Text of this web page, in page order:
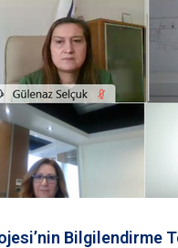
Bilgilendirme